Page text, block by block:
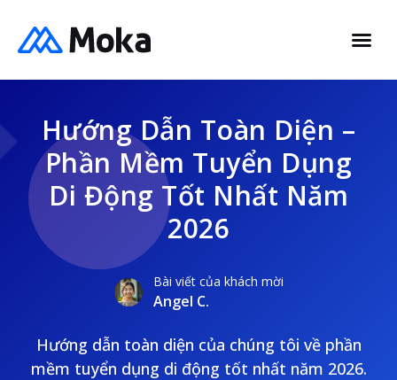
Hướng Dẫn Toàn Diện –
Phần Mềm Tuyển Dụng
Di Động Tốt Nhất Năm
2026
Bài viết của khách mời
Angel C.
Hướng dẫn toàn diện của chúng tôi về phần
mềm tuyển dụng di động tốt nhất năm 2026.